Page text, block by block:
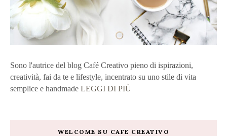
Sono l'autrice del blog Café Creativo pieno di ispirazioni,
creatività, fai da te e lifestyle, incentrato su uno stile di vita
semplice e handmade LEGGI DI PIÙ
WELCOME SU CAFE CREATIVO